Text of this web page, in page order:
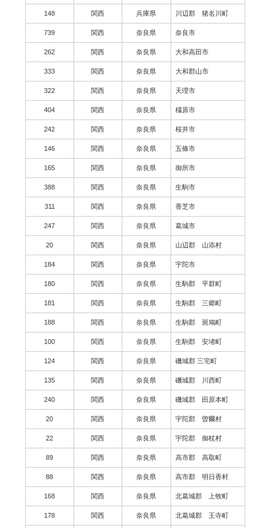
148 関西 兵庫県 川辺郡 猪名川町
739 関西 奈良県 奈良市
262 関西 奈良県 大和高田市
333 関西 奈良県 大和郡山市
322 関西 奈良県 天理市
404 関西 奈良県 橿原市
242 関西 奈良県 桜井市
146 関西 奈良県 五條市
165 関西 奈良県 御所市
388 関西 奈良県 生駒市
311 関西 奈良県 香芝市
247 関西 奈良県 葛城市
20 関西 奈良県 山辺郡 山添村
184 関西 奈良県 宇陀市
180 関西 奈良県 生駒郡 平群町
181 関西 奈良県 生駒郡 三郷町
188 関西 奈良県 生駒郡 斑鳩町
100 関西 奈良県 生駒郡 安堵町
124 関西 奈良県 磯城郡 三宅町
135 関西 奈良県 磯城郡 川西町
240 関西 奈良県 磯城郡 田原本町
20 関西 奈良県 宇陀郡 曽爾村
22 関西 奈良県 宇陀郡 御杖村
89 関西 奈良県 高市郡 高取町
88 関西 奈良県 高市郡 明日香村
168 関西 奈良県 北葛城郡 上牧町
178 関西 奈良県 北葛城郡 王寺町